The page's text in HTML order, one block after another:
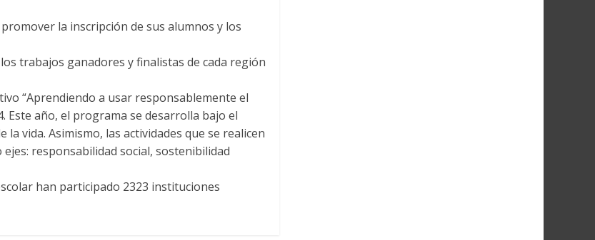
la inscripción de sus alumnos y los
trabajos ganadores y finalistas de cada región
“Aprendiendo a usar responsablemente el
Este año, el programa se desarrolla bajo el
vida. Asimismo, las actividades que se realicen
responsabilidad social, sostenibilidad
han participado 2323 instituciones